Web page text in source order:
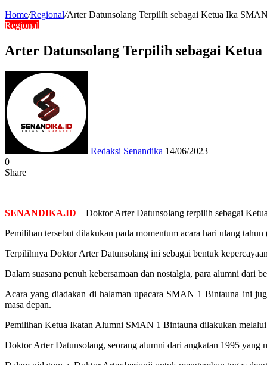
Home/Regional/Arter Datunsolang Terpilih sebagai Ketua Ika
Regional
Arter Datunsolang Terpilih sebagai
Redaksi Senandika 14/06/2023
0
Share
SENANDIKA.ID – Doktor Arter Datunsolang terpilih sebagai
Pemilihan tersebut dilakukan pada momentum acara hari ulang
Terpilihnya Doktor Arter Datunsolang ini sebagai bentuk
Dalam suasana penuh kebersamaan dan nostalgia, para alumni dari
Acara yang diadakan di halaman upacara SMAN 1 Bintauna ini
masa depan.
Pemilihan Ketua Ikatan Alumni SMAN 1 Bintauna dilakukan melalui
Doktor Arter Datunsolang, seorang alumni dari angkatan 1995 yang